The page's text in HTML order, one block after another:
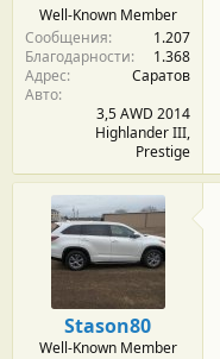
Well-Known Member
Сообщения
1.207
Благодарности
1.368
Адрес
Саратов
Авто
3,5 AWD 2014
Highlander III,
Prestige
Stason80
Well-Known Member